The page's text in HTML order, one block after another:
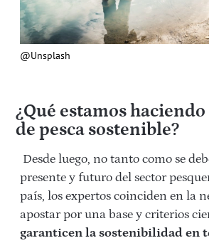
@Unsplash
¿Qué estamos
de pesca sostenible?
Desde luego, no tanto como se
presente y futuro del sector
país, los expertos coinciden en la
apostar por una base y criterios
garanticen la sostenibilidad en